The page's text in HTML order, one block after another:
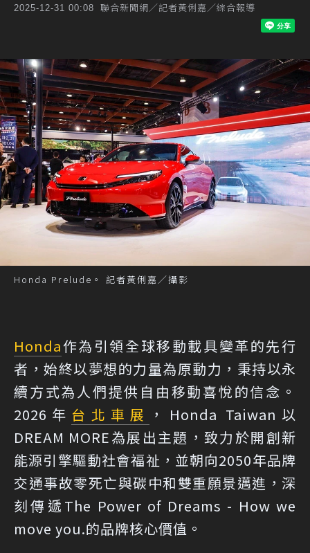
2025-12-31 00:08 聯合新聞網／記者黃俐嘉／綜合報導
Honda Prelude。 記者黃俐嘉／攝影
Honda作為引領全球移動載具變革的先行
者，始終以夢想的力量為原動力，秉持以永
續方式為人們提供自由移動喜悅的信念。
2026年 台北車展 ，Honda Taiwan以
DREAM MORE為展出主題，致力於開創新
能源引擎驅動社會福祉，並朝向2050年品牌
交通事故零死亡與碳中和雙重願景邁進，深
刻傳遞The Power of Dreams - How we
move you.的品牌核心價值。